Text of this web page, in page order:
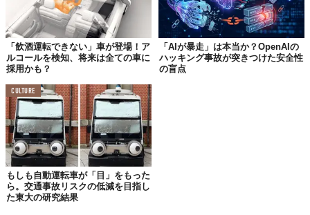
実際の道路交通データでは、軽微な事故が大部分を占め、死亡・
重傷（KSI）事故は少数派です。従来のAIは、全体的な的中率（正
解率）を上げようとするあまり、この少数派である重大事故を正
しく分類できず、見落としてしまう傾向がありました。
AIの「判断基準」が抱える誤り
多くのAIモデルは、デフォルトの確率閾値（0.5）で「重大事故か
否か」を判断します。しかし、事故の現場では「重大事故を見逃
す」リスクは、警告が誤って鳴る（誤報）リスクよりもはるかに
深刻です。この研究では、この閾値を最適化することが、検出力
を劇的に向上させる鍵であることを示しました。
「飲酒運転できない」車が登場！ア
ルコールを検知、将来は全ての車に
採用かも？
「AIが暴走」は本当か？OpenAIの
ハッキング事故が突きつけた安全性
の盲点
CULTURE
もしも自動運転車が「目」をもった
ら。交通事故リスクの低減を目指し
た東大の研究結果